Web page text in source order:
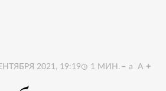
2021, 19:19 1 МИН. a A